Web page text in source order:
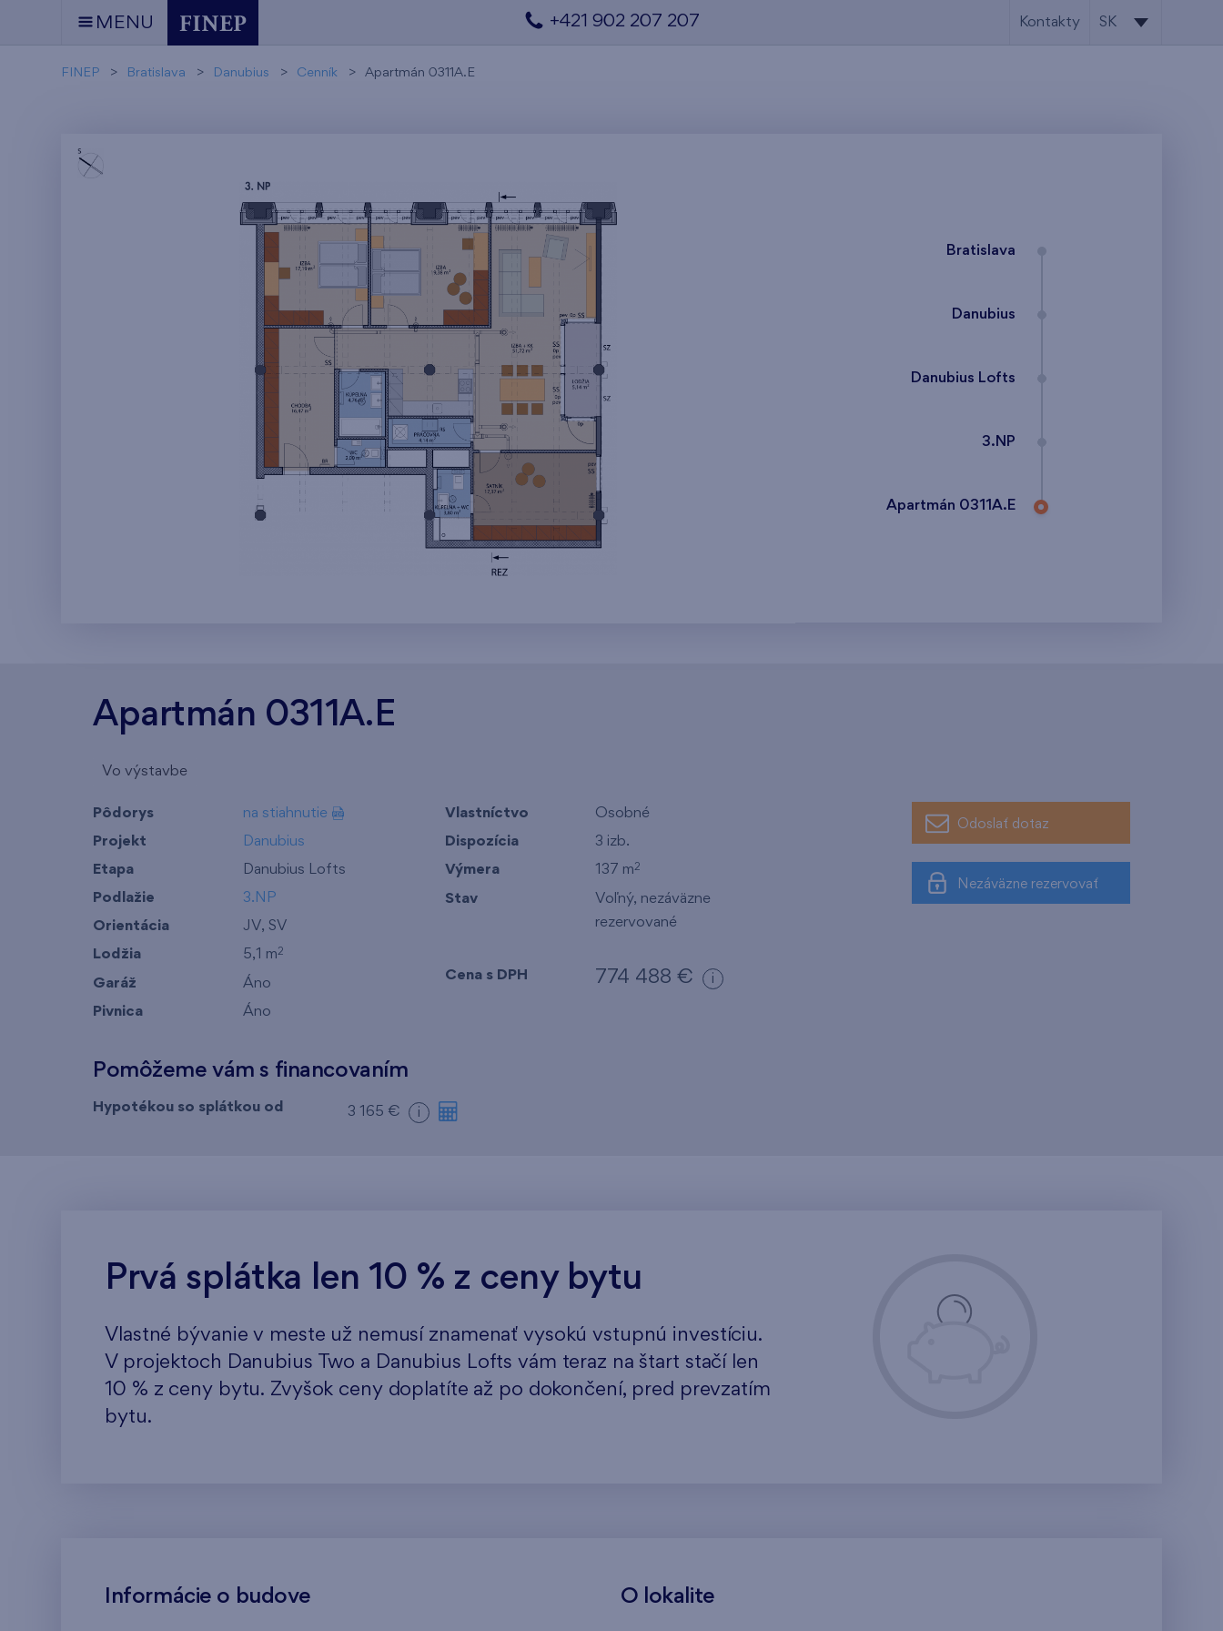
MENU +421 902 207 207 Kontakty SK
FINEP Bratislava Danubius Cenník Apartmán 0311A.E
Bratislava
Danubius
Danubius Lofts
3.NP
Apartmán 0311A.E
Apartmán 0311A.E
Vo výstavbe
Pôdorys na stiahnutie
Projekt Danubius
Etapa Danubius Lofts
Podlažie 3.NP
Orientácia JV, SV
Lodžia 5,1 m2
Garáž Áno
Pivnica Áno
Vlastníctvo Osobné
Dispozícia 3 izb.
Výmera 137 m2
Stav
Voľný, nezáväzne
rezervované
Cena s DPH 774 488 € i
Pomôžeme vám s financovaním
Hypotékou so splátkou od 3 165 € i
Odoslať dotaz
Nezáväzne rezervovať
Prvá splátka len 10 % z ceny bytu
Vlastné bývanie v meste už nemusí znamenať vysokú vstupnú investíciu.
V projektoch Danubius Two a Danubius Lofts vám teraz na štart stačí len
10 % z ceny bytu. Zvyšok ceny doplatíte až po dokončení, pred prevzatím
bytu.
Informácie o budove O lokalite